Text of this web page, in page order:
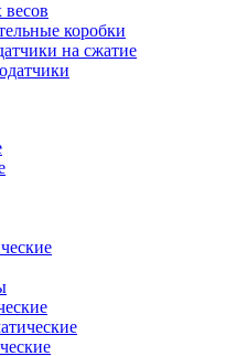
коробки
на сжатие